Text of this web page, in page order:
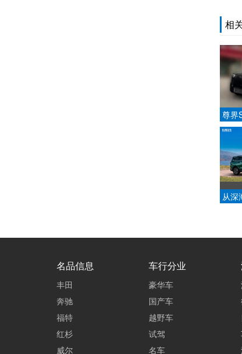
相
尊界
5.4
从深
名品信息
丰田
奔驰
福特
红杉
威尔
车行分业
豪华车
国产车
越野车
试驾
名车